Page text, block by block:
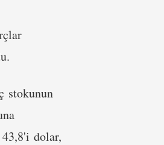
stokunun
43,8'i dolar,